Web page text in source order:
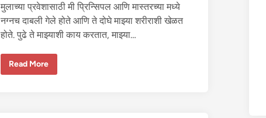
मुलाच्या प्रवेशासाठी मी प्रिन्सिपल आणि मास्तरच्या मध्ये
नग्नच दाबली गेले होते आणि ते दोघे माझ्या शरीराशी खेळत
होते. पुढे ते माझ्याशी काय करतात, माझ्या…
दु
Read More